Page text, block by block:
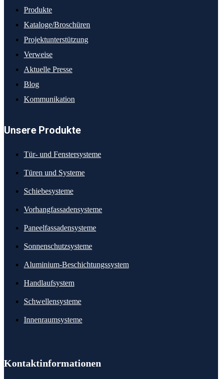
Produkte
Kataloge/Broschüren
Projektunterstützung
Verweise
Aktuelle Presse
Blog
Kommunikation
Unsere Produkte
Tür- und Fenstersysteme
Türen und Systeme
Schiebesysteme
Vorhangfassadensysteme
Paneelfassadensysteme
Sonnenschutzsysteme
Aluminium-Beschichtungssystem
Handlaufsystem
Schwellensysteme
Innenraumsysteme
Kontaktinformationen